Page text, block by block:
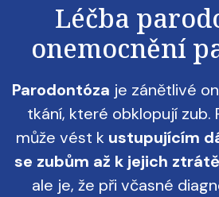
Léčba
onemocnění
Parodontóza je zánětlivé
tkání, které obklopují zub.
může vést k ustupujícím
se zubům až k jejich ztrátě
ale je, že při včasné